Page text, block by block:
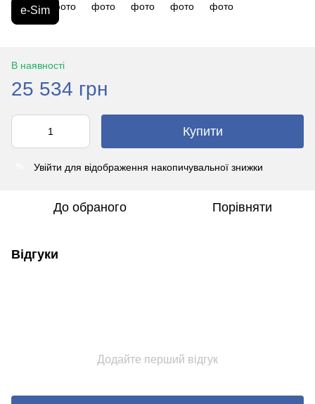
e-Sim
В наявності
25 534 грн
Купити
Увійти для відображення накопичувальної знижки
До обраного Порівняти
Відгуки
Додайте перший відгук